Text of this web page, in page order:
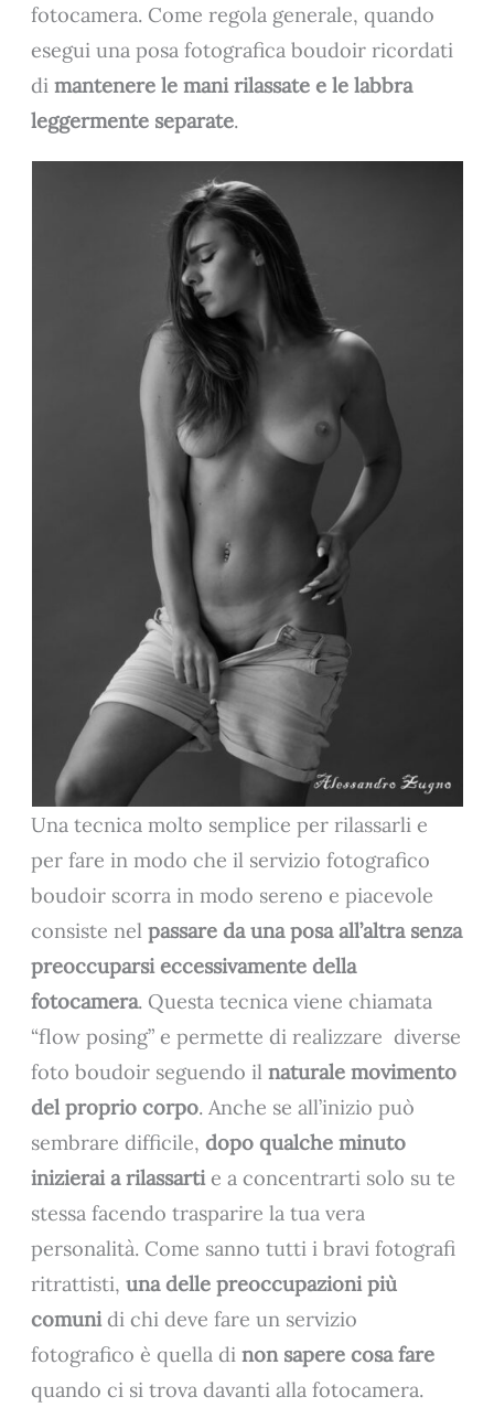
fotocamera. Come regola generale, quando
esegui una posa fotografica boudoir ricordati
dimantenere le mani rilassate e le labbra
leggermente separate.
Una tecnica molto semplice per rilassarli e
per fare in modo che il servizio fotografico
boudoir scorra in modo sereno e piacevole
consiste nelpassare da una posa all’altra senza
preoccuparsi eccessivamente della
fotocamera. Questa tecnica viene chiamata
“flow posing” e permette di realizzare diverse
foto boudoir seguendo ilnaturale movimento
del proprio corpo. Anche se all’inizio può
sembrare difficile,dopo qualche minuto
inizierai a rilassarti e a concentrarti solo su te
stessa facendo trasparire la tua vera
personalità. Come sanno tutti i bravi fotografi
ritrattisti,una delle preoccupazioni più
comuni di chi deve fare un servizio
fotografico è quella dinon sapere cosa fare
quando ci si trova davanti alla fotocamera.